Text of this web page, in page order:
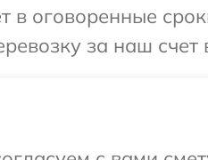
в оговоренные
за наш счет